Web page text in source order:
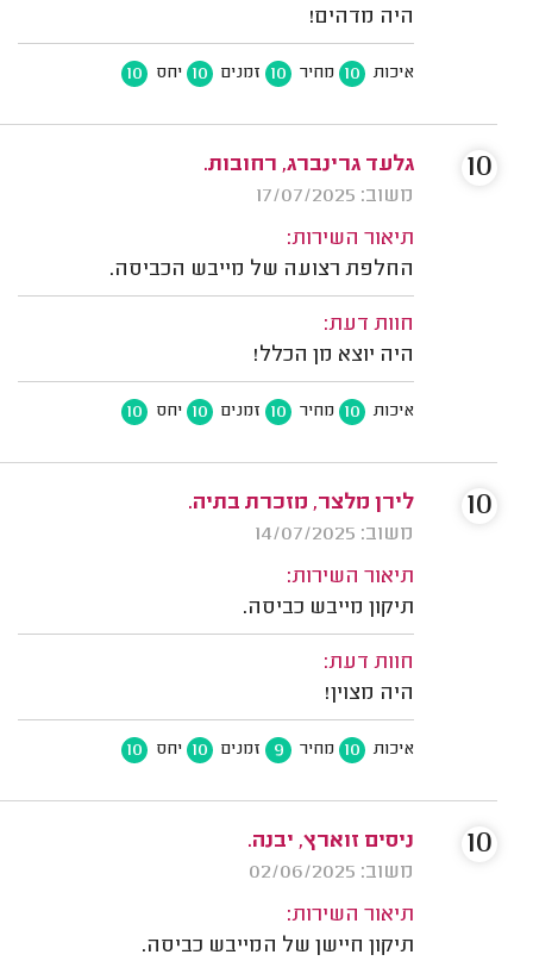
היה מדהים!
איכות 10 מחיר 10 זמנים 10 יחס 10
גלעד גרינברג, רחובות.
משוב: 17/07/2025
תיאור השירות:
החלפת רצועה של מייבש הכביסה.
חוות דעת:
היה יוצא מן הכלל!
איכות 10 מחיר 10 זמנים 10 יחס 10
10
לירן מלצר, מזכרת בתיה.
משוב: 14/07/2025
תיאור השירות:
תיקון מייבש כביסה.
חוות דעת:
היה מצוין!
איכות 10 מחיר 9 זמנים 10 יחס 10
10
ניסים זוארץ, יבנה.
משוב: 02/06/2025
תיאור השירות:
תיקון חיישן של המייבש כביסה.
10